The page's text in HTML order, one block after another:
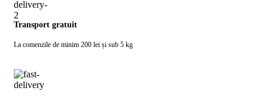
Transport gratuit
La comenzile de minim 200 lei și sub 5 kg